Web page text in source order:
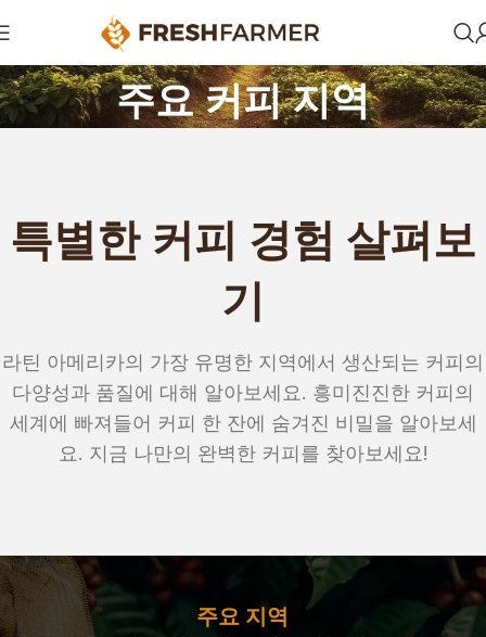
주요 커피 지역
특별한 커피 경험 살펴보
기
라틴 아메리카의 가장 유명한 지역에서 생산되는 커피의
다양성과 품질에 대해 알아보세요. 흥미진진한 커피의
세계에 빠져들어 커피 한 잔에 숨겨진 비밀을 알아보세
요. 지금 나만의 완벽한 커피를 찾아보세요!
주요 지역